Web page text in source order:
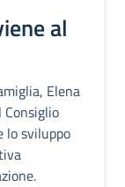
al
Elena
lo sviluppo